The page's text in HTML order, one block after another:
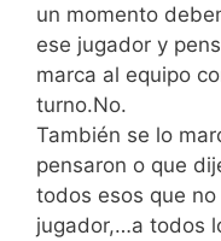
un momento
ese jugador y
marca al equipo
turno.No.
También se lo
pensaron o que
todos esos que
jugador,…a todos